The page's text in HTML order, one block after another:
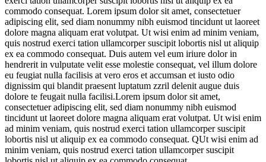
commodo consequat. Lorem ipsum dolor sit amet, consectetuer
adipiscing elit, sed diam nonummy nibh euismod tincidunt ut laoreet
dolore magna aliquam erat volutpat. Ut wisi enim ad minim veniam,
quis nostrud exerci tation ullamcorper suscipit lobortis nisl ut aliquip
ex ea commodo consequat. Duis autem vel eum iriure dolor in
hendrerit in vulputate velit esse molestie consequat, vel illum dolore
eu feugiat nulla facilisis at vero eros et accumsan et iusto odio
dignissim qui blandit praesent luptatum zzril delenit augue duis
dolore te feugait nulla facilisi.Lorem ipsum dolor sit amet,
consectetuer adipiscing elit, sed diam nonummy nibh euismod
tincidunt ut laoreet dolore magna aliquam erat volutpat. Ut wisi enim
ad minim veniam, quis nostrud exerci tation ullamcorper suscipit
lobortis nisl ut aliquip ex ea commodo consequat. QUt wisi enim ad
minim veniam, quis nostrud exerci tation ullamcorper suscipit